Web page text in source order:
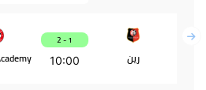
رين
1 - 2
10:00